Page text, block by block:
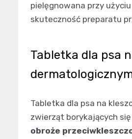
pielęgnowana przy
skuteczność preparatu
Tabletka dla psa
Tabletka dla psa na
zwierząt borykających
obroże